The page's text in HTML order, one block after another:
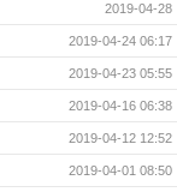
2019-04-28
2019-04-24 06:17
2019-04-23 05:55
2019-04-16 06:38
2019-04-12 12:52
2019-04-01 08:50